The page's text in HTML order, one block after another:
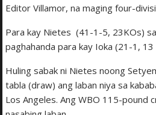
Editor Villamor, na maging four-
Para kay Nietes (41-1-5, 23KOs)
paghahanda para kay Ioka (21-1, 13
Huling sabak ni Nietes noong
tabla (draw) ang laban niya sa
Los Angeles. Ang WBO 115-pound